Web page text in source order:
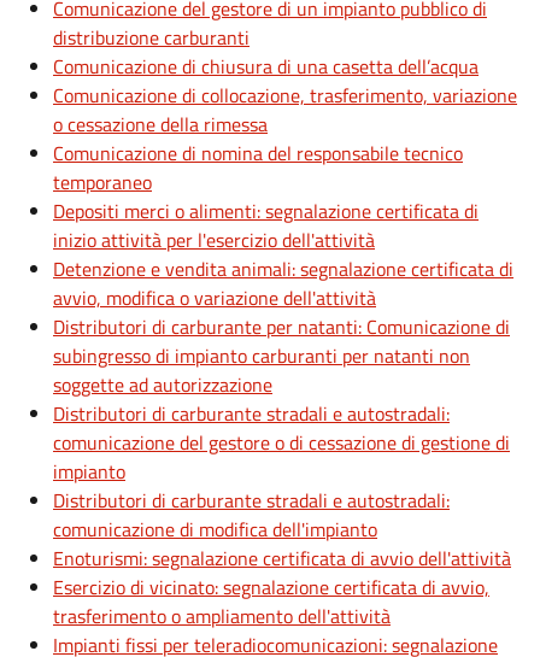
Comunicazione del gestore di un impianto pubblico di
distribuzione carburanti
Comunicazione di chiusura di una casetta dell’acqua
Comunicazione di collocazione, trasferimento, variazione
o cessazione della rimessa
Comunicazione di nomina del responsabile tecnico
temporaneo
Depositi merci o alimenti: segnalazione certificata di
inizio attività per l'esercizio dell'attività
Detenzione e vendita animali: segnalazione certificata di
avvio, modifica o variazione dell'attività
Distributori di carburante per natanti: Comunicazione di
subingresso di impianto carburanti per natanti non
soggette ad autorizzazione
Distributori di carburante stradali e autostradali:
comunicazione del gestore o di cessazione di gestione di
impianto
Distributori di carburante stradali e autostradali:
comunicazione di modifica dell'impianto
Enoturismi: segnalazione certificata di avvio dell'attività
Esercizio di vicinato: segnalazione certificata di avvio,
trasferimento o ampliamento dell'attività
Impianti fissi per teleradiocomunicazioni: segnalazione